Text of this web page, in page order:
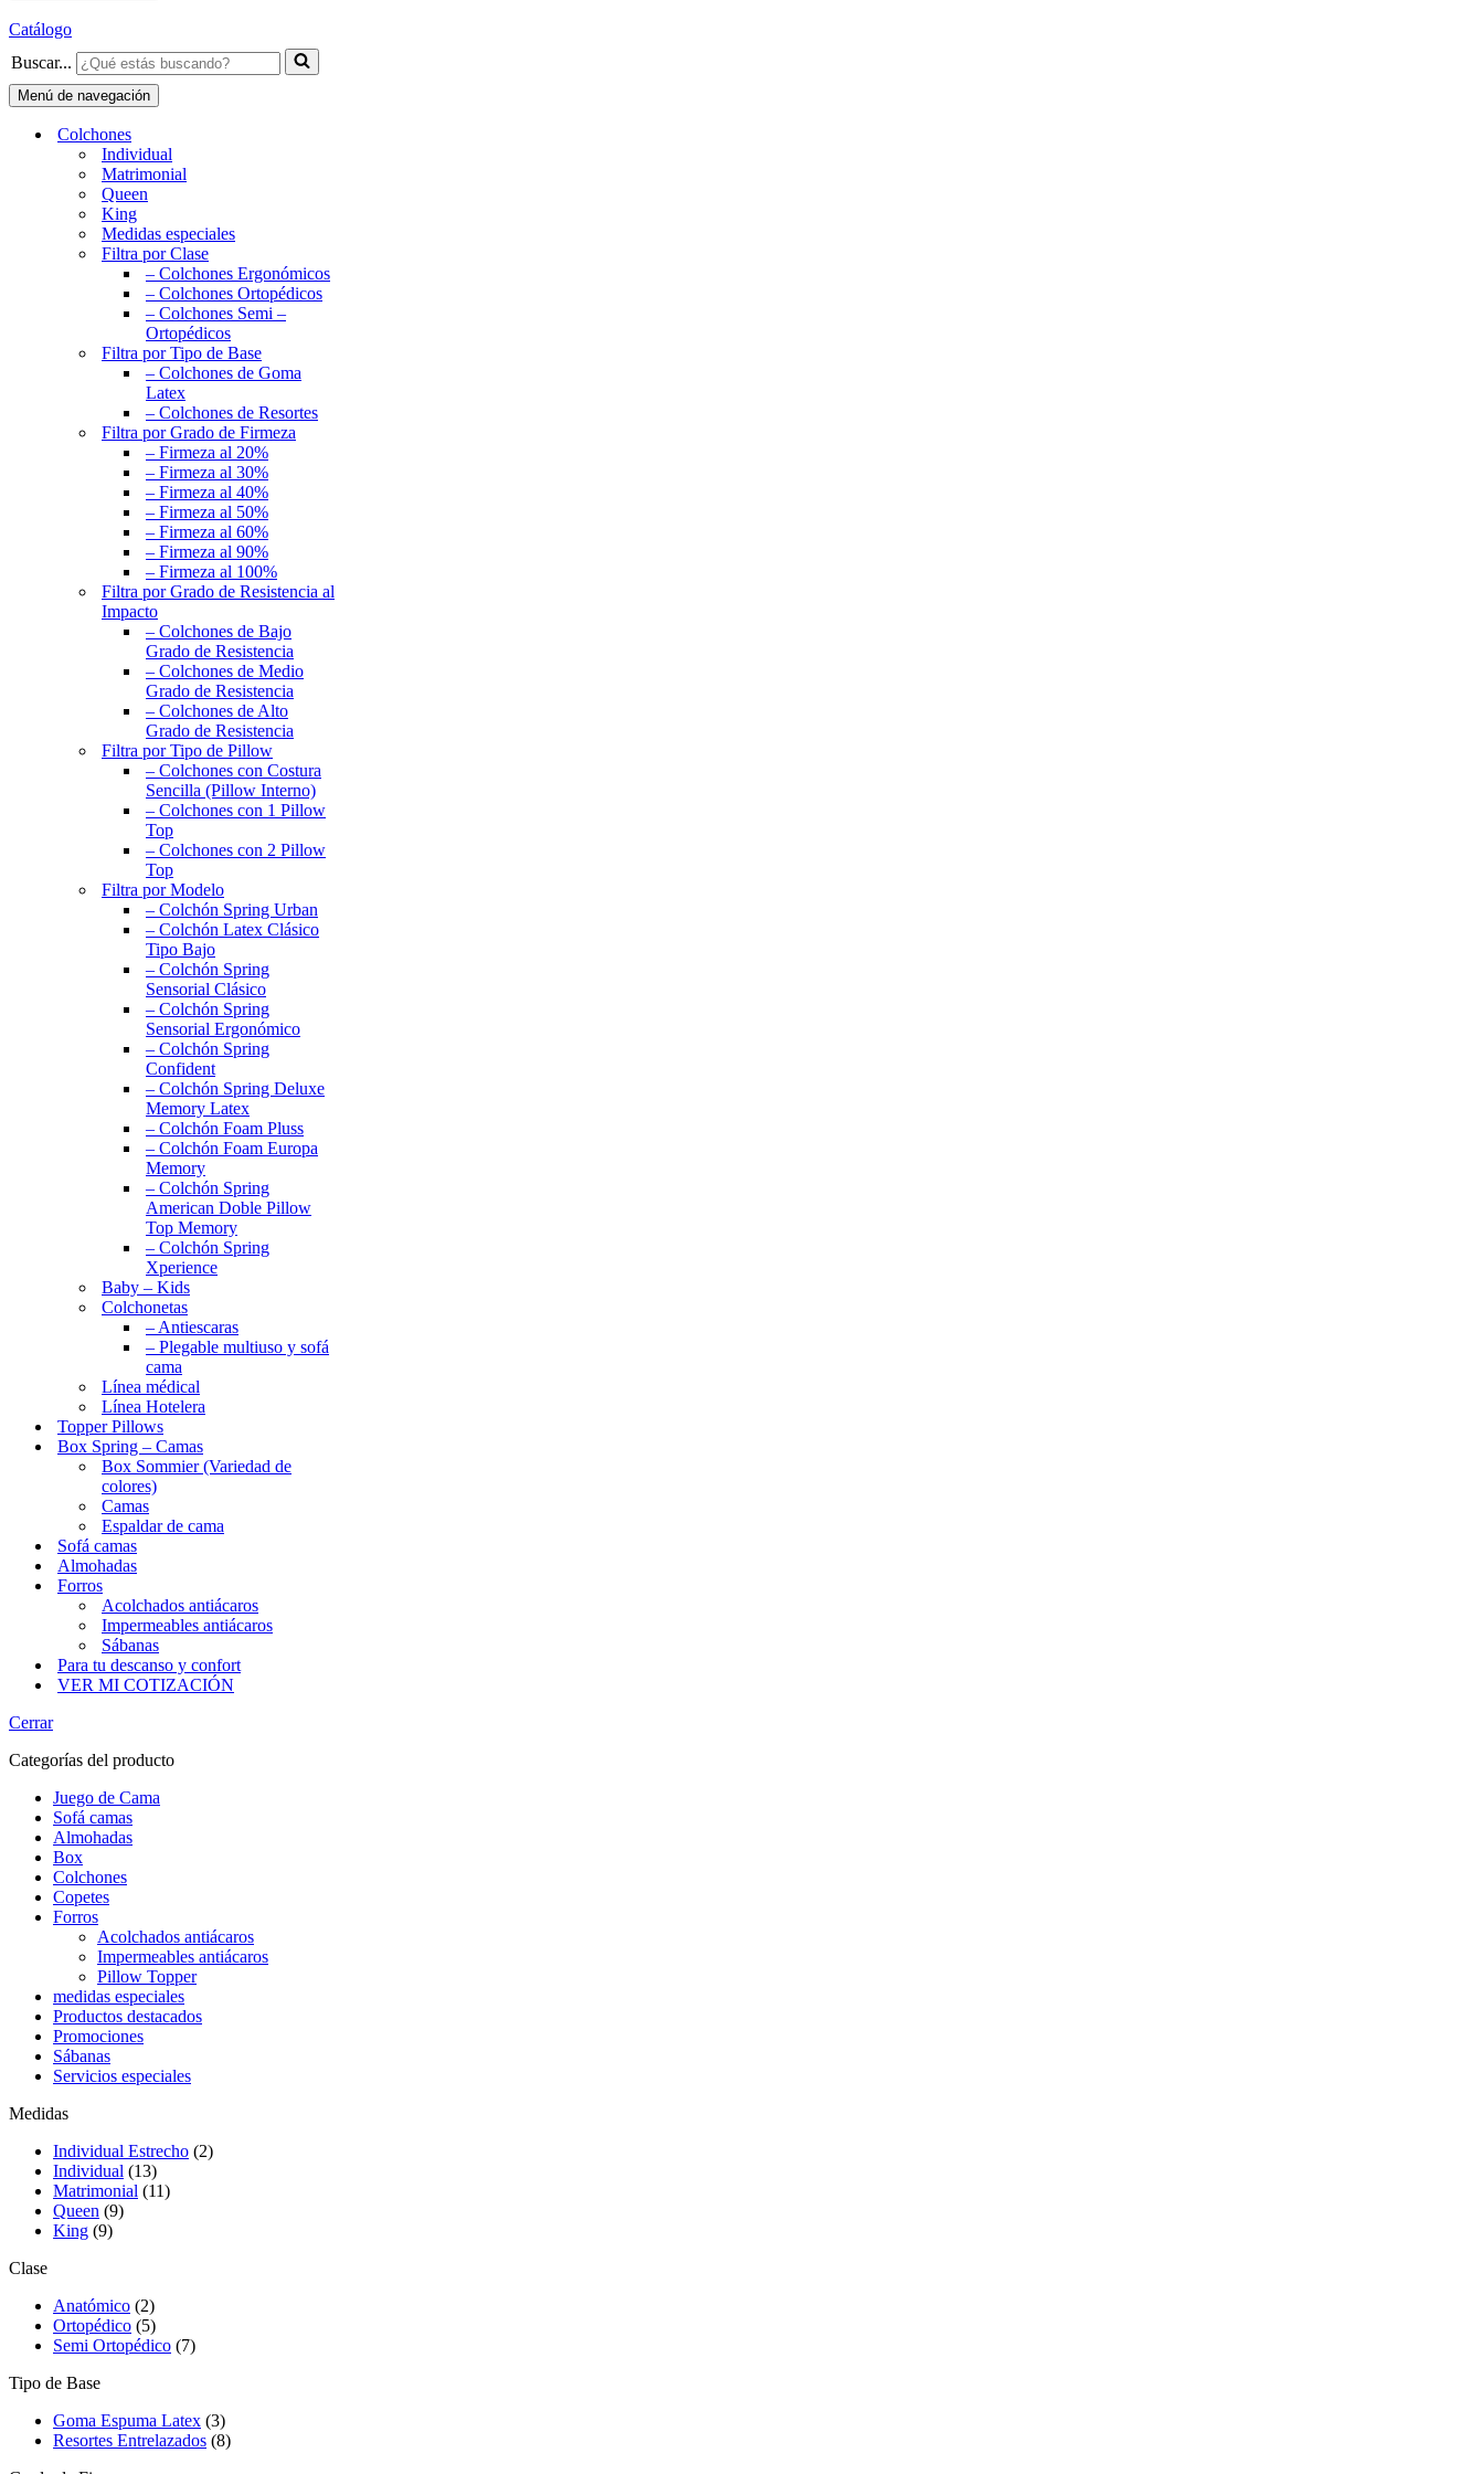
Catálogo
Buscar...
Menú de navegación
Colchones
Individual
Matrimonial
Queen
King
Medidas especiales
Filtra por Clase
– Colchones Ergonómicos
– Colchones Ortopédicos
– Colchones Semi –
Ortopédicos
Filtra por Tipo de Base
– Colchones de Goma
Latex
– Colchones de Resortes
Filtra por Grado de Firmeza
– Firmeza al 20%
– Firmeza al 30%
– Firmeza al 40%
– Firmeza al 50%
– Firmeza al 60%
– Firmeza al 90%
– Firmeza al 100%
Filtra por Grado de Resistencia al
Impacto
– Colchones de Bajo
Grado de Resistencia
– Colchones de Medio
Grado de Resistencia
– Colchones de Alto
Grado de Resistencia
Filtra por Tipo de Pillow
– Colchones con Costura
Sencilla (Pillow Interno)
– Colchones con 1 Pillow
Top
– Colchones con 2 Pillow
Top
Filtra por Modelo
– Colchón Spring Urban
– Colchón Latex Clásico
Tipo Bajo
– Colchón Spring
Sensorial Clásico
– Colchón Spring
Sensorial Ergonómico
– Colchón Spring
Confident
– Colchón Spring Deluxe
Memory Latex
– Colchón Foam Pluss
– Colchón Foam Europa
Memory
– Colchón Spring
American Doble Pillow
Top Memory
– Colchón Spring
Xperience
Baby – Kids
Colchonetas
– Antiescaras
– Plegable multiuso y sofá
cama
Línea médical
Línea Hotelera
Topper Pillows
Box Spring – Camas
Box Sommier (Variedad de
colores)
Camas
Espaldar de cama
Sofá camas
Almohadas
Forros
Acolchados antiácaros
Impermeables antiácaros
Sábanas
Para tu descanso y confort
VER MI COTIZACIÓN
Cerrar
Categorías del producto
Juego de Cama
Sofá camas
Almohadas
Box
Colchones
Copetes
Forros
Acolchados antiácaros
Impermeables antiácaros
Pillow Topper
medidas especiales
Productos destacados
Promociones
Sábanas
Servicios especiales
Medidas
Individual Estrecho (2)
Individual (13)
Matrimonial (11)
Queen (9)
King (9)
Clase
Anatómico (2)
Ortopédico (5)
Semi Ortopédico (7)
Tipo de Base
Goma Espuma Latex (3)
Resortes Entrelazados (8)